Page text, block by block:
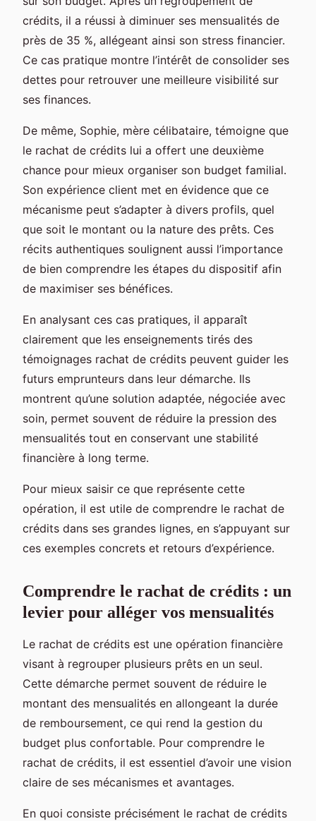
crédits, il a réussi à diminuer ses mensualités de
près de 35 %, allégeant ainsi son stress financier.
Ce cas pratique montre l’intérêt de consolider ses
dettes pour retrouver une meilleure visibilité sur
ses finances.
De même, Sophie, mère célibataire, témoigne que
le rachat de crédits lui a offert une deuxième
chance pour mieux organiser son budget familial.
Son expérience client met en évidence que ce
mécanisme peut s’adapter à divers profils, quel
que soit le montant ou la nature des prêts. Ces
récits authentiques soulignent aussi l’importance
de bien comprendre les étapes du dispositif afin
de maximiser ses bénéfices.
En analysant ces cas pratiques, il apparaît
clairement que les enseignements tirés des
témoignages rachat de crédits peuvent guider les
futurs emprunteurs dans leur démarche. Ils
montrent qu’une solution adaptée, négociée avec
soin, permet souvent de réduire la pression des
mensualités tout en conservant une stabilité
financière à long terme.
Pour mieux saisir ce que représente cette
opération, il est utile de comprendre le rachat de
crédits dans ses grandes lignes, en s’appuyant sur
ces exemples concrets et retours d’expérience.
Comprendre le rachat de crédits : un
levier pour alléger vos mensualités
Le rachat de crédits est une opération financière
visant à regrouper plusieurs prêts en un seul.
Cette démarche permet souvent de réduire le
montant des mensualités en allongeant la durée
de remboursement, ce qui rend la gestion du
budget plus confortable. Pour comprendre le
rachat de crédits, il est essentiel d’avoir une vision
claire de ses mécanismes et avantages.
En quoi consiste précisément le rachat de crédits